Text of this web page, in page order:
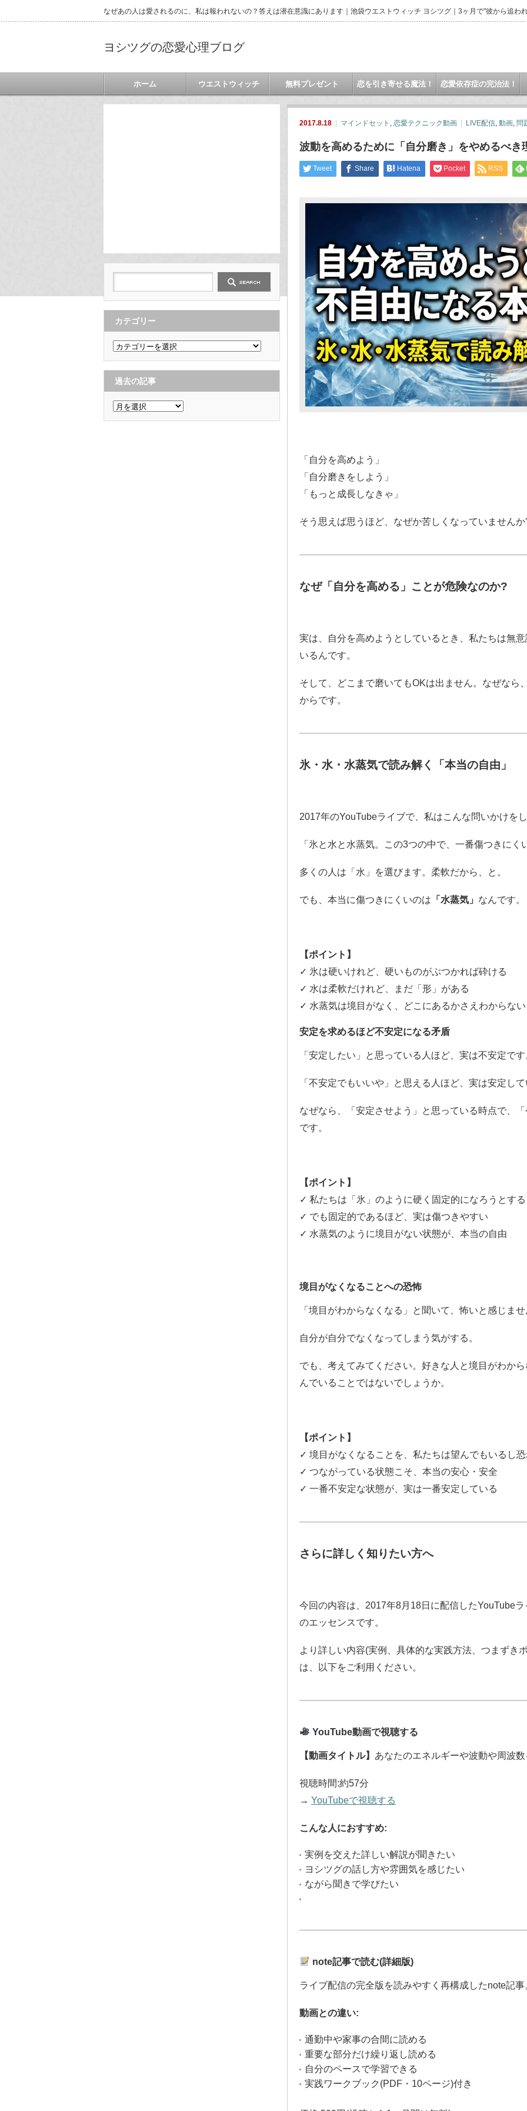
なぜあの人は愛されるのに、私は報われないの？答えは潜在意識にあります｜池袋ウエストウィッチ ヨシツグ｜3ヶ月で"彼から追わ
ヨシツグの恋愛心理ブログ
ホーム ウエストウィッチ 無料プレゼント 恋を引き寄せる魔法！ 恋愛依存症の完治法！
2017.8.18 マインドセット , 恋愛テクニック動画 LIVE配信, 動画, 問
波動を高めるために「自分磨き」をやめるべき
Tweet Share Hatena Pocket RSS
「自分を高めよう」
「自分磨きをしよう」
「もっと成長しなきゃ」
そう思えば思うほど、なぜか苦しくなっていませんか
なぜ「自分を高める」ことが危険なのか?
実は、自分を高めようとしているとき、私たちは無
いるんです。
そして、どこまで磨いてもOKは出ません。なぜなら
からです。
氷・水・水蒸気で読み解く「本当の自由」
2017年のYouTubeライブで、私はこんな問いかけを
「氷と水と水蒸気。この3つの中で、一番傷つきにく
多くの人は「水」を選びます。柔軟だから、と。
でも、本当に傷つきにくいのは 「水蒸気」 なんです。
【ポイント】
✓ 氷は硬いけれど、硬いものがぶつかれば砕ける
✓ 水は柔軟だけれど、まだ「形」がある
✓ 水蒸気は境目がなく、どこにあるかさえわからない
安定を求めるほど不安定になる矛盾
「安定したい」と思っている人ほど、実は不安定で
「不安定でもいいや」と思える人ほど、実は安定し
なぜなら、「安定させよう」と思っている時点で、
です。
【ポイント】
✓ 私たちは「氷」のように硬く固定的になろうとする
✓ でも固定的であるほど、実は傷つきやすい
✓ 水蒸気のように境目がない状態が、本当の自由
境目がなくなることへの恐怖
「境目がわからなくなる」と聞いて、怖いと感じま
自分が自分でなくなってしまう気がする。
でも、考えてみてください。好きな人と境目がわか
んでいることではないでしょうか。
【ポイント】
✓ 境目がなくなることを、私たちは望んでもいるし
✓ つながっている状態こそ、本当の安心・安全
✓ 一番不安定な状態が、実は一番安定している
さらに詳しく知りたい方へ
今回の内容は、2017年8月18日に配信したYouTube
のエッセンスです。
より詳しい内容(実例、具体的な実践方法、つまずき
は、以下をご利用ください。
YouTube動画で視聴する
【動画タイトル】 あなたのエネルギーや波動や周波
視聴時間:約57分
→ YouTubeで視聴する
こんな人におすすめ:
実例を交えた詳しい解説が聞きたい
ヨシツグの話し方や雰囲気を感じたい
ながら聞きで学びたい
note記事で読む(詳細版)
ライブ配信の完全版を読みやすく再構成したnote記事
動画との違い:
通勤中や家事の合間に読める
重要な部分だけ繰り返し読める
自分のペースで学習できる
実践ワークブック(PDF・10ページ)付き
カテゴリー
カ
テ
ゴ
リ
ー
過去の記事
過
去
の